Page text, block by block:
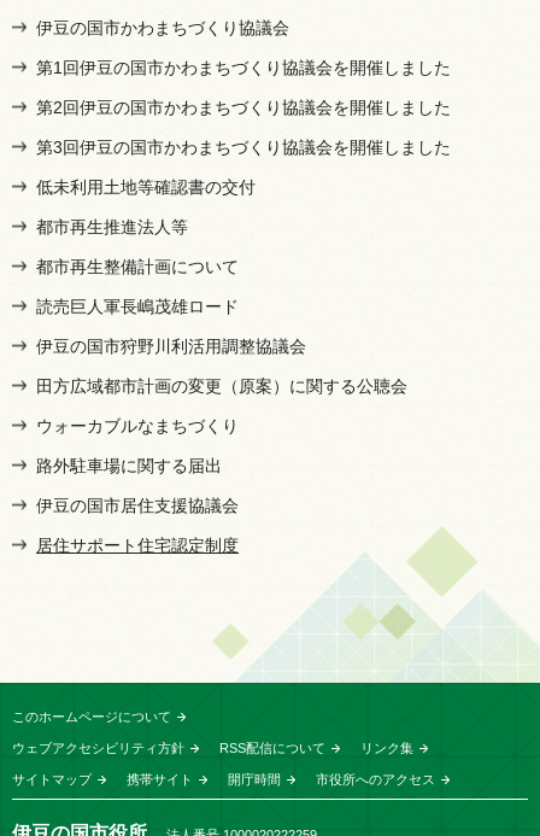
伊豆の国市かわまちづくり協議会
第1回伊豆の国市かわまちづくり協議会を開催しました
第2回伊豆の国市かわまちづくり協議会を開催しました
第3回伊豆の国市かわまちづくり協議会を開催しました
低未利用土地等確認書の交付
都市再生推進法人等
都市再生整備計画について
読売巨人軍長嶋茂雄ロード
伊豆の国市狩野川利活用調整協議会
田方広域都市計画の変更（原案）に関する公聴会
ウォーカブルなまちづくり
路外駐車場に関する届出
伊豆の国市居住支援協議会
居住サポート住宅認定制度
このホームページについて
ウェブアクセシビリティ方針 RSS配信について リンク集
サイトマップ 携帯サイト 開庁時間 市役所へのアクセス